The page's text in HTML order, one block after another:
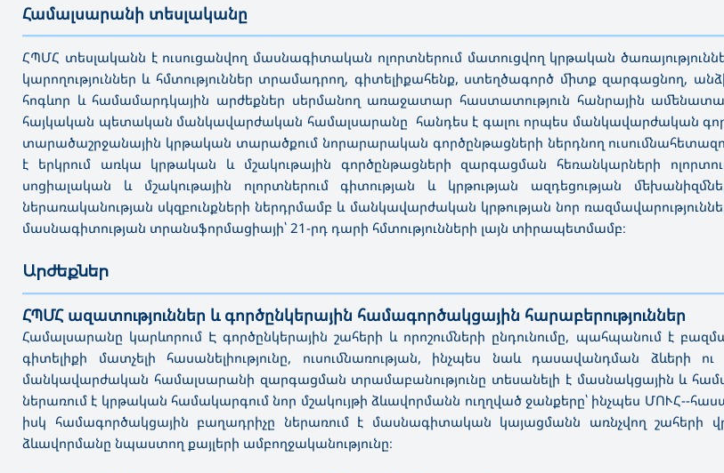
Համալսարանի տեսլականը
ՀՊՄՀ տեսլականն է ուսուցանվող մասնագիտական ոլորտներում մատուցվող կրթական
կարողություններ և հմտություններ տրամադրող, գիտելիքահենք, ստեղծագործ միտք զարգացնող,
հոգևոր և համամարդկային արժեքներ սերմանող առաջատար հաստատություն հանրային
հայկական պետական մանկավարժական համալսարանը հանդես է գալու որպես մանկավարժական
տարածաշրջանային կրթական տարածքում նորարարական գործընթացների ներդնող
է երկրում առկա կրթական և մշակութային գործընթացների զարգացման հեռանկարների
սոցիալական և մշակութային ոլորտներում գիտության և կրթության ազդեցության
ներառականության սկզբունքների ներդրմամբ և մանկավարժական կրթության նոր
մասնագիտության տրանսֆորմացիայի՝ 21-րդ դարի հմտությունների լայն տիրապետմամբ։
Արժեքներ
ՀՊՄՀ ազատություններ և գործընկերային համագործակցային հարաբերություններ
Համալսարանը կարևորում Է գործընկերային շահերի և որոշումների ընդունումը, պահպանում է
գիտելիքի մատչելի հասանելիությունը, ուսումնառության, ինչպես նաև դասավանդման ձևերի
մանկավարժական համալսարանի զարգացման տրամաբանությունը տեսանելի է մասնակցային և
ներառում է կրթական համակարգում նոր մշակույթի ձևավորմանն ուղղված ջանքերը՝ ինչպես ՄՈՒՀ--
իսկ համագործակցային բաղադրիչը ներառում է մասնագիտական կայացմանն առնչվող
ձևավորմանը նպաստող քայլերի ամբողջականությունը։